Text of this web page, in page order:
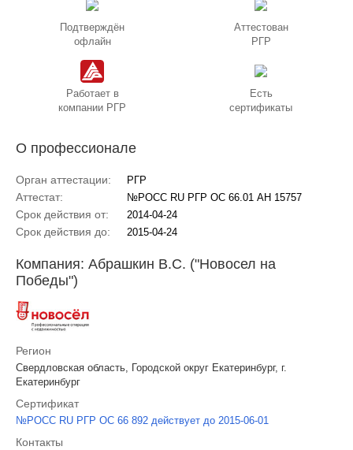
Подтверждён
офлайн
Аттестован
РГР
Работает в
компании РГР
Есть
сертификаты
О профессионале
Орган аттестации: РГР
Аттестат: №РОСС RU РГР ОС 66.01 АН 15757
Срок действия от: 2014-04-24
Срок действия до: 2015-04-24
Компания: Абрашкин В.С. ("Новосел на
Победы")
Регион
Свердловская область, Городской округ Екатеринбург, г.
Екатеринбург
Сертификат
№РОСС RU РГР ОС 66 892 действует до 2015-06-01
Контакты